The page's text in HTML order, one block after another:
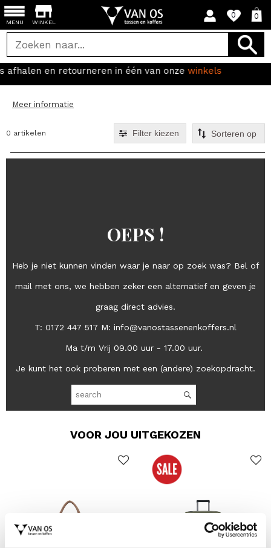
WINKEL
0 0
in één van onzewinkels Gratis
MENU
Meer informatie
0 artikelen Filter kiezen
OEPS !
Heb je niet kunnen vinden waar je naar op zoek was? Bel of
mail met ons, we hebben zeker een alternatief en geven je
graag direct advies.
T: 0172 447 517 M: info@vanostassenenkoffers.nl
Ma t/m Vrij 09.00 uur - 17.00 uur.
Je kunt het ook proberen met een (andere) zoekopdracht.
VOOR JOU UITGEKOZEN